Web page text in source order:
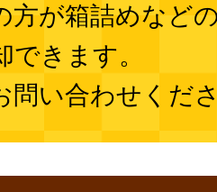
方が箱詰めなど
きます。
問い合わせくだ